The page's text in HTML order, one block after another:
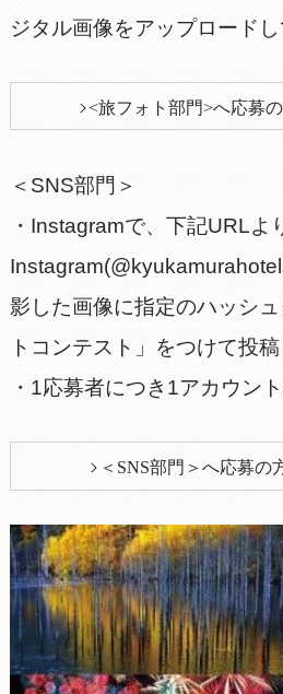
ジタル画像をアップロードし
<旅フォト部門>へ応募
＜SNS部門＞
・Instagramで、下記URLよ
影した画像に指定のハッシ
トコンテスト」をつけて投稿
・1応募者につき1アカウン
＜SNS部門＞へ応募の